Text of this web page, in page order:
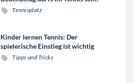
Tennisplatz
Kinder lernen Tennis: Der
spielerische Einstieg ist wichtig
Tipps und Tricks